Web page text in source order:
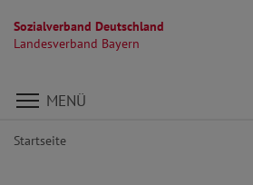
Sozialverband Deutschland
Landesverband Bayern
Direkt zu den Inhalten springen
MENÜ
Startseite